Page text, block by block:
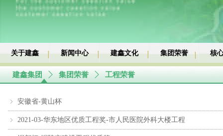
关于建鑫 新闻中心 建鑫文化 集团荣誉 核
ꁇ 安徽省-黄山杯
ꁇ 2021-03-华东地区优质工程奖-市人民医院外科大楼工程
建鑫集团 ꄲ 集团荣誉 ꄲ 工程荣誉